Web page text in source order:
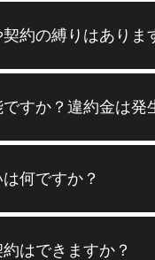
約の縛りはありま
すか？違約金は発
何ですか？
はできますか？